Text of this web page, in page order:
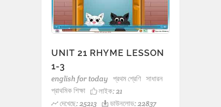
UNIT 21 RHYME LESSON
1-3
english for today প্রথম শ্রেণি সাধারন
প্রাথমিক শিক্ষা
লাইক:21
দেখেছে: 25213
ডাউনলোড: 22837